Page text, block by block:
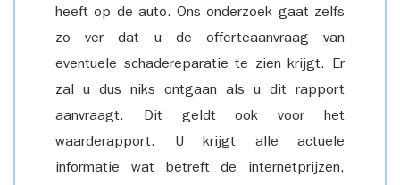
heeft op de auto. Ons onderzoek gaat zelfs
zo ver dat u de offerteaanvraag van
eventuele schadereparatie te zien krijgt. Er
zal u dus niks ontgaan als u dit rapport
aanvraagt. Dit geldt ook voor het
waarderapport. U krijgt alle actuele
informatie wat betreft de internetprijzen,